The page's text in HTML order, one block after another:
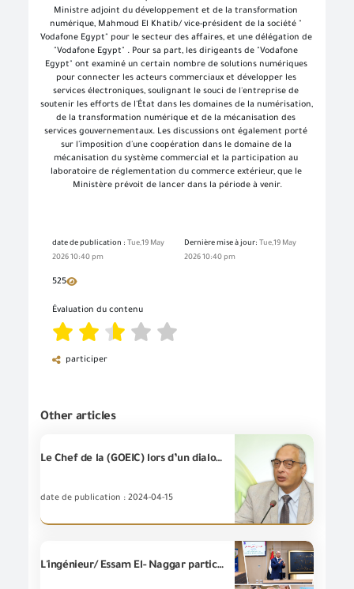
Ministre adjoint du développement et de la transformation
numérique, Mahmoud El Khatib/ vice-président de la société "
Vodafone Egypt" pour le secteur des affaires, et une délégation de
"Vodafone Egypt" . Pour sa part, les dirigeants de "Vodafone
Egypt" ont examiné un certain nombre de solutions numériques
pour connecter les acteurs commerciaux et développer les
services électroniques, soulignant le souci de l'entreprise de
soutenir les efforts de l'État dans les domaines de la numérisation,
de la transformation numérique et de la mécanisation des
services gouvernementaux. Les discussions ont également porté
sur l'imposition d'une coopération dans le domaine de la
mécanisation du système commercial et la participation au
laboratoire de réglementation du commerce extérieur, que le
Ministère prévoit de lancer dans la période à venir.
date de publication : Tue,19 May
2026 10:40 pm
Dernière mise à jour: Tue,19 May
2026 10:40 pm
525
Évaluation du contenu
participer
Other articles
Le Chef de la (GOEIC) lors d’un dialogue avec le journal « Al -Watan » à propos de la poursuite du boom des exportations dans divers secteurs pour atteindre des taux record.
date de publication : 2024-04-15
L'ingénieur/ Essam El- Naggar participe au lancement du programme "d'Économie verte" à Suez pour renforcer la compétitivité des exportations égyptiennes.